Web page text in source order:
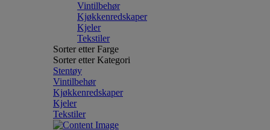
Vintilbehør
Kjøkkenredskaper
Kjeler
Tekstiler
Sorter etter Farge
Sorter etter Kategori
Stentøy
Vintilbehør
Kjøkkenredskaper
Kjeler
Tekstiler